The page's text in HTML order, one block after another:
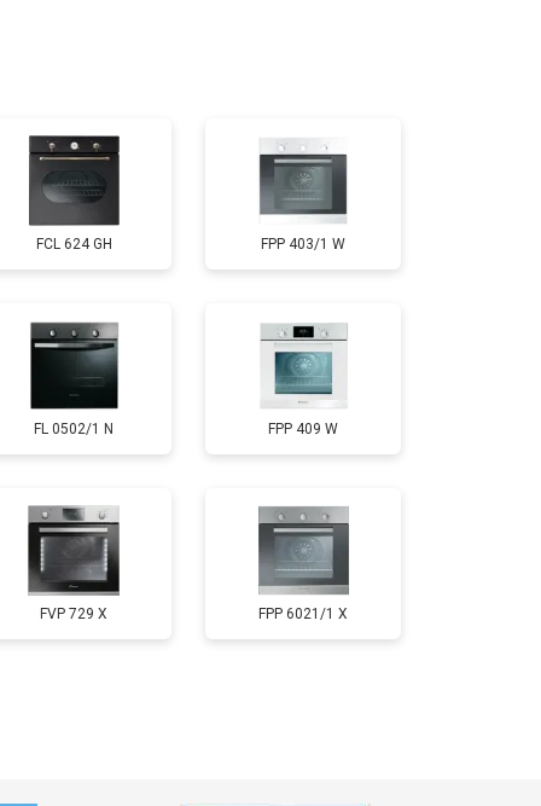
4500 ₽ Заказать
FCL 624 GH FPP 403/1 W
FL 0502/1 N FPP 409 W
FVP 729 X FPP 6021/1 X